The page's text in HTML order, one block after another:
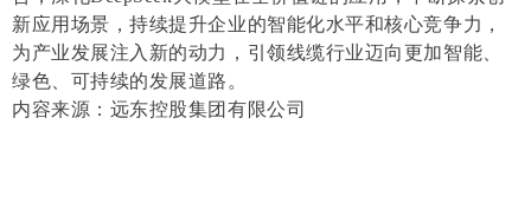
新应用场景，持续提升企业的智能化水平和核心竞争力，
为产业发展注入新的动力，引领线缆行业迈向更加智能、
绿色、可持续的发展道路。
内容来源：远东控股集团有限公司